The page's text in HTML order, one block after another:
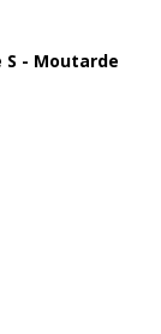
S - Moutarde